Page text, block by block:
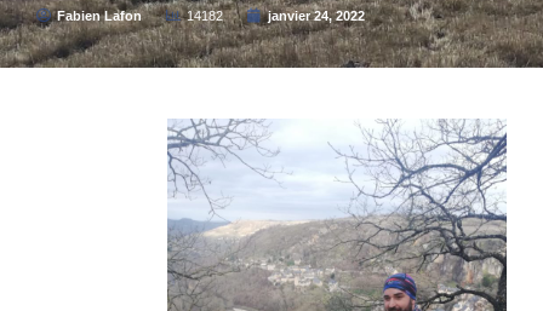
Fabien Lafon 14182 janvier 24, 2022